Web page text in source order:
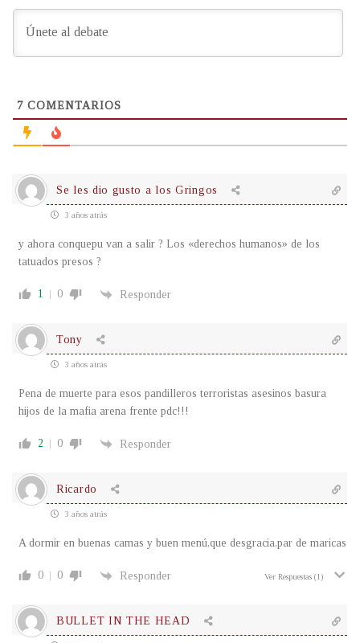
7 COMENTARIOS
Se les dio gusto a los Gringos
3 años atrás
y ahora conquepu van a salir ? Los «derechos humanos» de los
tatuados presos ?
1 0 Responder
Tony
3 años atrás
Pena de muerte para esos pandilleros terroristas asesinos basura
hijos de la mafia arena frente pdc!!!
2 0 Responder
Ricardo
3 años atrás
A dormir en buenas camas y buen menú,que desgracia,par de maricas
0 0 Responder Ver Respuestas (1)
BULLET IN THE HEAD